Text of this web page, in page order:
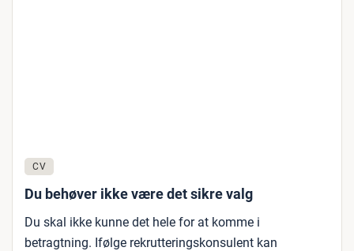
CV
Du behøver ikke være det sikre valg
Du skal ikke kunne det hele for at komme i
betragtning. Ifølge rekrutteringskonsulent kan